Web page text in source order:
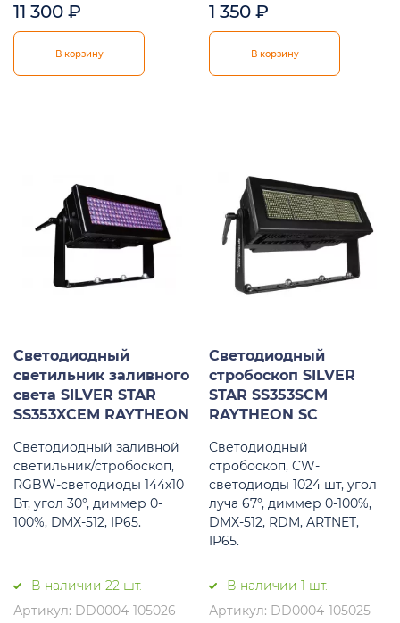
11 300 ₽
В корзину
1 350 ₽
В корзину
Светодиодный
светильник заливного
света SILVER STAR
SS353XCEM RAYTHEON
Светодиодный заливной
светильник/стробоскоп,
RGBW-светодиоды 144х10
Вт, угол 30°, диммер 0-
100%, DMX-512, IP65.
В наличии 22 шт.
Артикул: DD0004-105026
Светодиодный
стробоскоп SILVER
STAR SS353SCM
RAYTHEON SC
Светодиодный
стробоскоп, CW-
светодиоды 1024 шт, угол
луча 67°, диммер 0-100%,
DMX-512, RDM, ARTNET,
IP65.
В наличии 1 шт.
Артикул: DD0004-105025